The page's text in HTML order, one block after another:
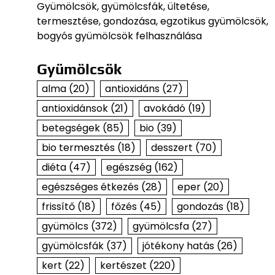
Gyümölcsök, gyümölcsfák, ültetése,
termesztése, gondozása, egzotikus gyümölcsök,
bogyós gyümölcsök felhasználása
Gyümölcsök
alma(20) antioxidáns(27)
antioxidánsok(21) avokádó(19)
betegségek(85) bio(39)
bio termesztés(18) desszert (70)
diéta(47) egészség(162)
egészséges étkezés(28) eper(20)
frissítő(18) főzés(45) gondozás(18)
gyümölcs(372) gyümölcsfa(27)
gyümölcsfák(37) jótékony hatás(26)
kert (22) kertészet (220)